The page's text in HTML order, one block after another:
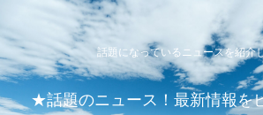
話題になっているニュースを紹介
★話題のニュース！最新情報を